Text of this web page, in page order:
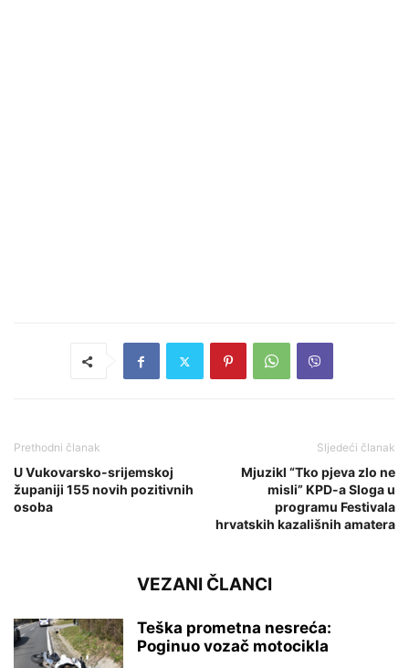
Prethodni članak
U Vukovarsko-srijemskoj
županiji 155 novih pozitivnih
osoba
Sljedeći članak
Mjuzikl “Tko pjeva zlo ne
misli” KPD-a Sloga u
programu Festivala
hrvatskih kazališnih amatera
VEZANI ČLANCI
Teška prometna nesreća:
Poginuo vozač motocikla